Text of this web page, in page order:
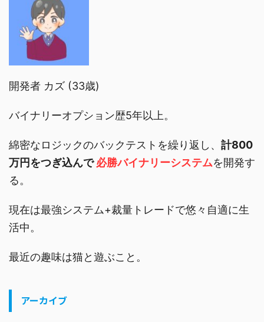
開発者 カズ (33歳)
バイナリーオプション歴5年以上。
綿密なロジックのバックテストを繰り返し、 計800
万円をつぎ込んで必勝バイナリーシステムを開発す
る。
現在は最強システム+裁量トレードで悠々自適に生
活中。
最近の趣味は猫と遊ぶこと。
アーカイブ